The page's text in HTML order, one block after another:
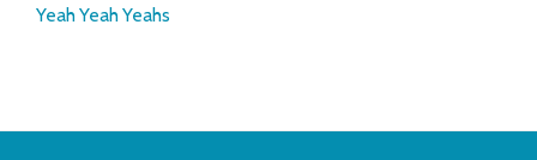
Yeah Yeah Yeahs